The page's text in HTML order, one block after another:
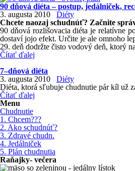
90 dňová diéta – postup, jedálniček,
3. augusta 2010
Diéty
Chcete naozaj schudnúť? Začnite
90 dňová rozlišovacia diéta je relatívne
dostaví jojo efekt. Určite je ale omnoho
29. deň dodržte čisto vodový deň, ktorý
Čítať ďalej
7–dňová diéta
3. augusta 2010
Diéty
Diéta, ktorá sľubuje chudnutie pár kíl už
Čítať ďalej
Menu
Chudnutie
1. Chcem???
2. Ako schudnúť?
3. Zdravé chudn.
4. Jedálniček
5. Plán chudnutia
Raňajky- večera